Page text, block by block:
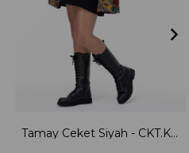
Tamay Ceket Siyah - CKT.K.0002